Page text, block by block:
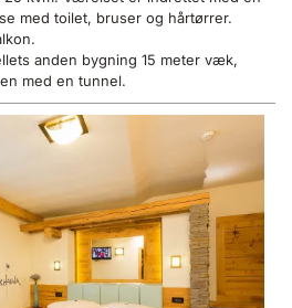
med toilet, bruser og hårtørrer.
anden bygning 15 meter væk,
med en tunnel.